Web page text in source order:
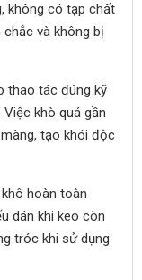
không có tạp chất
và không bị
thao tác đúng kỹ
khò quá gần
tạo khói độc
hoàn toàn
dán khi keo còn
tróc khi sử dụng